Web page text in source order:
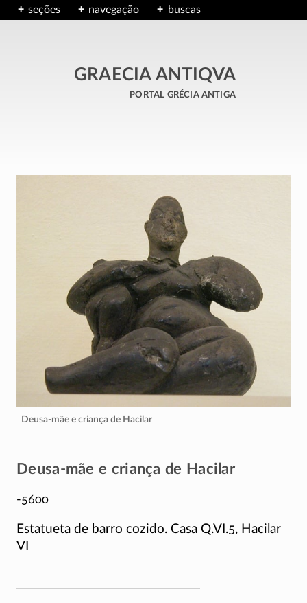
seções navegação buscas
GRAECIA ANTIQVA
portal grécia antiga
Deusa-mãe e criança de Hacilar
Deusa-mãe e criança de Hacilar
-5600
Estatueta de barro cozido. Casa Q.VI.5, Hacilar
VI